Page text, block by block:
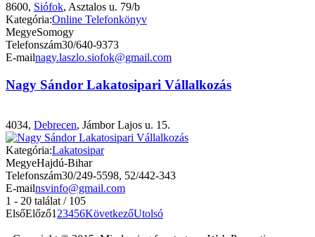
8600, Siófok, Asztalos u. 79/b
Kategória:Online Telefonkönyv
MegyeSomogy
Telefonszám30/640-9373
E-mailnagy.laszlo.siofok@gmail.com
Nagy Sándor Lakatosipari Vállalkozás
4034, Debrecen, Jámbor Lajos u. 15.
Kategória:Lakatosipar
MegyeHajdú-Bihar
Telefonszám30/249-5598, 52/442-343
E-mailnsvinfo@gmail.com
1 - 20 találat / 105
ElsőElőző1 23456KövetkezőUtolsó